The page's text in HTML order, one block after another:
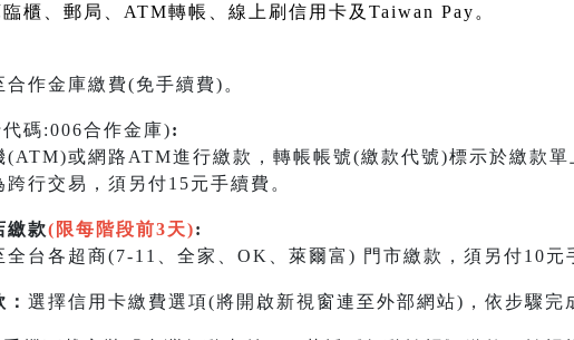
櫃、郵局、 ATM轉帳、線上刷信用卡及 Taiwan Pay 。
作金庫繳費(免手續費)。
碼:006合作金庫):
(ATM)或網路ATM進行繳款，轉帳帳號(繳款代號)標示於繳款單
行交易，須另付15元手續費。
繳款(限每階段前3天):
全台各超商(7-11、全家、OK、萊爾富) 門市繳款，須另付10元
選擇信用卡繳費選項(將開啟新視窗連至外部網站)，依步驟完